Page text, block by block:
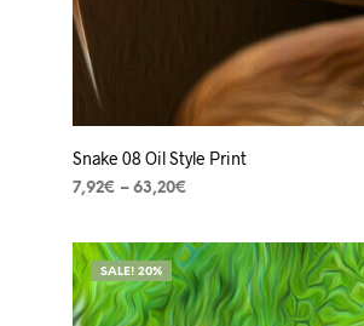
Snake 08 Oil Style Print
7,92€ – 63,20€
SALE! 20%